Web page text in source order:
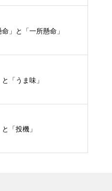
命」と「一所懸命」
と「うま味」
と「投機」